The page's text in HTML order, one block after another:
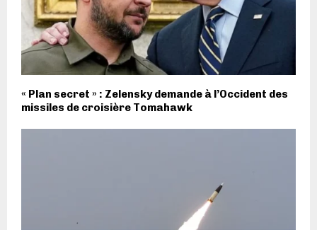
« Plan secret » : Zelensky demande à l’Occident des
missiles de croisière Tomahawk